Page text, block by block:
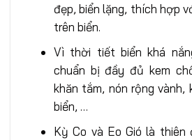
đẹp, biển lặng, thích hợp
trên biển.
Vì thời tiết biển khá
chuẩn bị đầy đủ kem
khăn tắm, nón rộng vành,
biển, …
Kỳ Co và Eo Gió là